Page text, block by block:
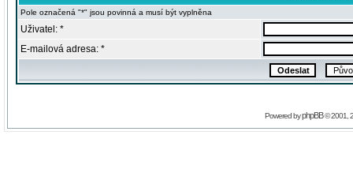
Pole označená "*" jsou povinná a musí být vyplněna
Uživatel: *
E-mailová adresa: *
Powered byphpBB© 2001,